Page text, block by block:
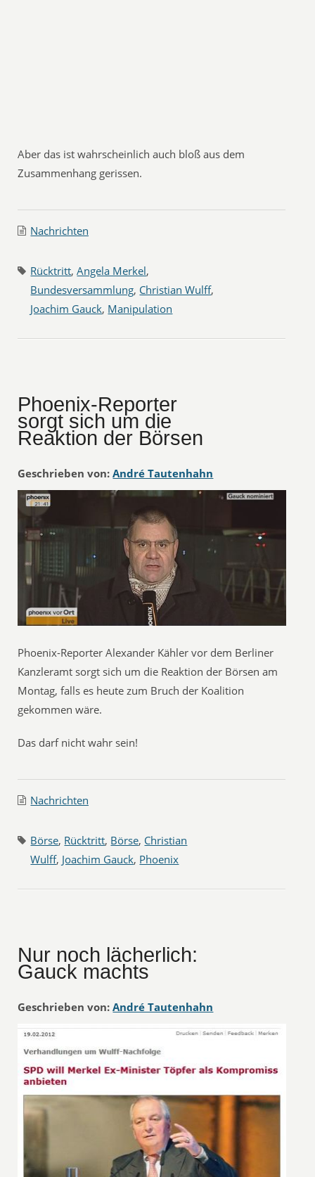
Aber das ist wahrscheinlich auch bloß aus dem
Zusammenhang gerissen.
Nachrichten
Rücktritt,Angela Merkel,
Bundesversammlung, Christian Wulff,
Joachim Gauck, Manipulation
Phoenix-Reporter
sorgt sich um die
Reaktion der Börsen
Geschrieben von: André Tautenhahn
Phoenix-Reporter Alexander Kähler vor dem Berliner
Kanzleramt sorgt sich um die Reaktion der Börsen am
Montag, falls es heute zum Bruch der Koalition
gekommen wäre.
Das darf nicht wahr sein!
Nachrichten
Börse, Rücktritt, Börse, Christian
Wulff, Joachim Gauck, Phoenix
Nur noch lächerlich:
Gauck machts
Geschrieben von: André Tautenhahn